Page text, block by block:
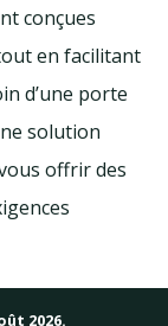
conçues
en facilitant
d’une porte
solution
offrir des
2026.